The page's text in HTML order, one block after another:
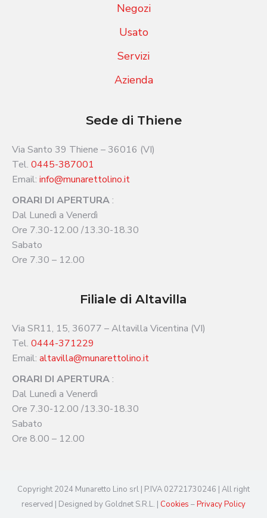
Negozi
Usato
Servizi
Azienda
Sede di Thiene
Via Santo 39 Thiene – 36016 (VI)
Tel. 0445-387001
Email: info@munarettolino.it
ORARI DI APERTURA:
Dal Lunedì a Venerdì
Ore 7.30-12.00 /13.30-18.30
Sabato
Ore 7.30 – 12.00
Filiale di Altavilla
Via SR11, 15, 36077 – Altavilla Vicentina (VI)
Tel. 0444-371229
Email: altavilla@munarettolino.it
ORARI DI APERTURA:
Dal Lunedì a Venerdì
Ore 7.30-12.00 /13.30-18.30
Sabato
Ore 8.00 – 12.00
Copyright 2024 Munaretto Lino srl | P.IVA 02721730246 | All right
reserved | Designed by Goldnet S.R.L. | Cookies –Privacy Policy